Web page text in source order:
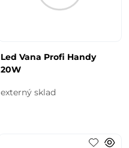
Led Vana Profi Handy
20W
externý sklad